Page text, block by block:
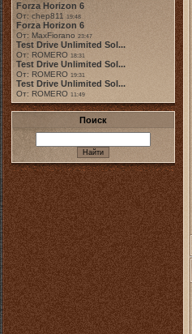
Forza Horizon 6
От: chep811 19:48
Forza Horizon 6
От: MaxFiorano 23:47
Test Drive Unlimited Sol...
От: ROMERO 18:31
Test Drive Unlimited Sol...
От: ROMERO 19:31
Test Drive Unlimited Sol...
От: ROMERO 11:49
Поиск